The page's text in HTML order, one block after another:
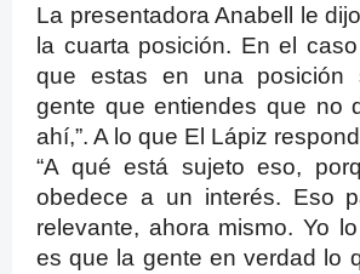
La presentadora Anabell le
la cuarta posición. En el
que estas en una posición
gente que entiendes que no
ahí,”. A lo que El Lápiz
“A qué está sujeto eso,
obedece a un interés. Eso
relevante, ahora mismo. Yo
es que la gente en verdad lo